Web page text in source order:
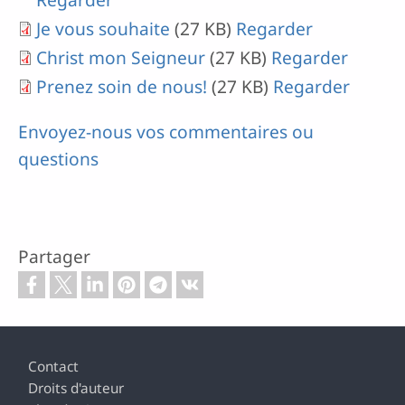
Je vous souhaite (27 KB) Regarder
Christ mon Seigneur(27 KB) Regarder
Prenez soin de nous! (27 KB) Regarder
Envoyez-nous vos commentaires ou
questions
Partager
Footer
Contact
Droits d'auteur